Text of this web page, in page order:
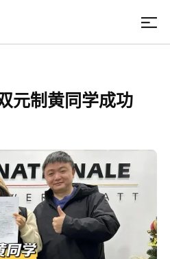
元制黄同学成功